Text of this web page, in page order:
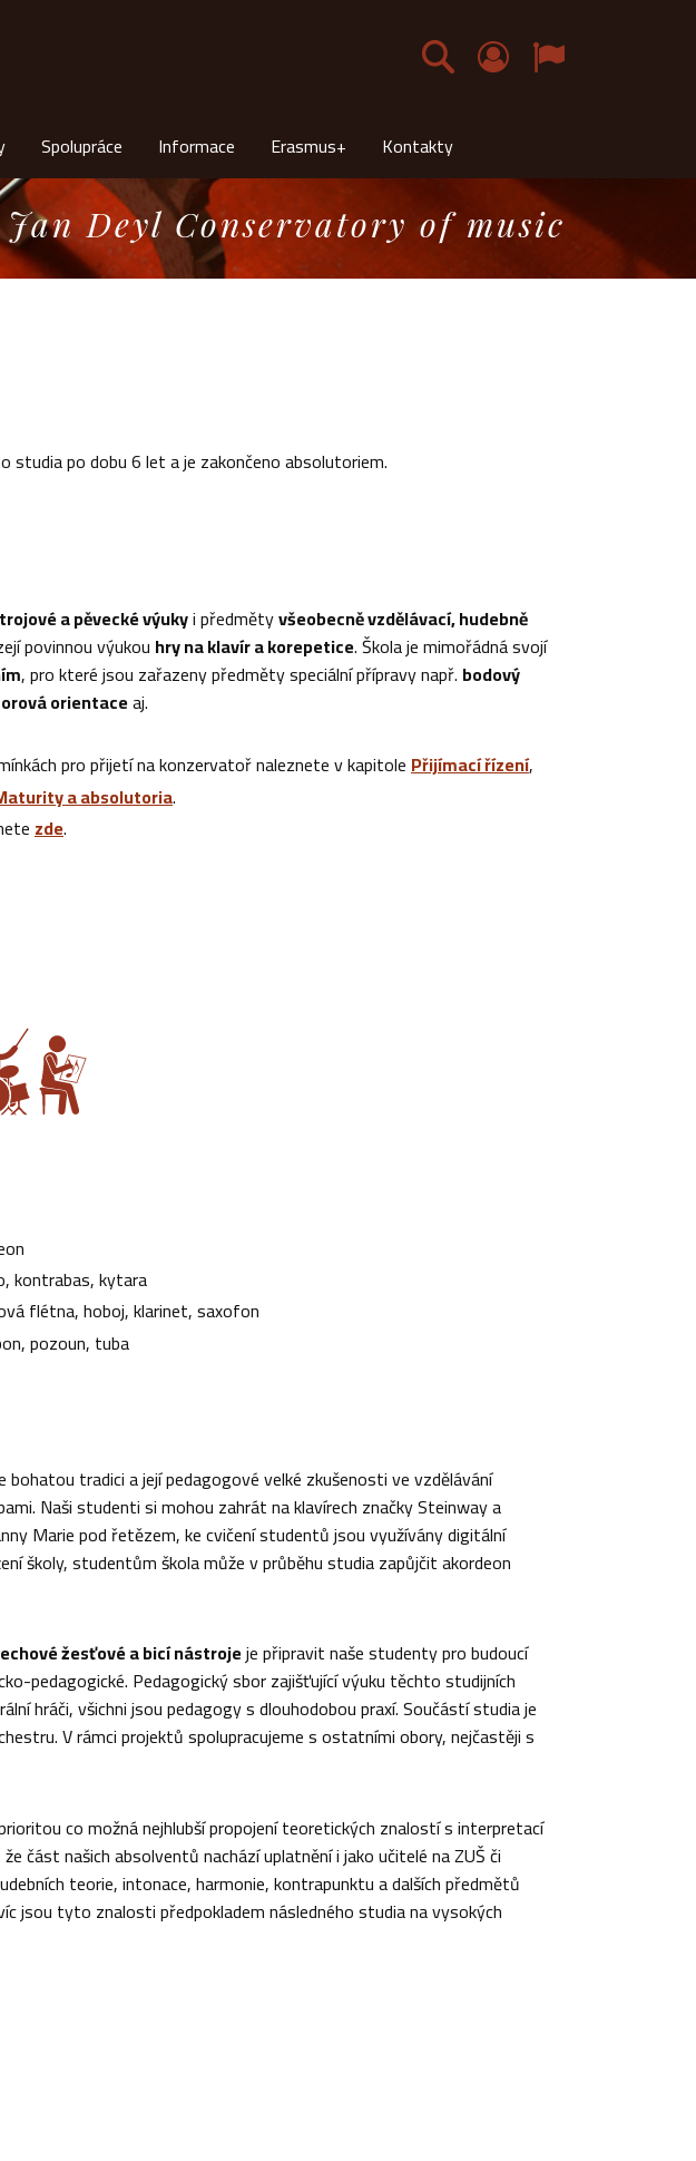
Čeština
Spolupráce Informace Erasmus+ Kontakty
Jan Deyl Conservatory of music
studia po dobu 6 let a je zakončeno absolutoriem.
a pěvecké výukyi předmětyvšeobecně vzdělávací, hudebně
povinnou výukouhry na klavír a korepetice. Škola je mimořádná svojí
, pro které jsou zařazeny předměty speciální přípravy např. bodový
orientaceaj.
pro přijetí na konzervatoř naleznete v kapitolePřijímací řízení,
a absolutoria.
zde.
kontrabas, kytara
flétna, hoboj, klarinet, saxofon
pozoun, tuba
bohatou tradici a její pedagogové velké zkušenosti ve vzdělávání
Naši studenti si mohou zahrát na klavírech značky Steinway a
Marie pod řetězem, ke cvičení studentů jsou využívány digitální
školy, studentům škola může v průběhu studia zapůjčit akordeon
žesťové a bicí nástrojeje připravit naše studenty pro budoucí
pedagogické. Pedagogický sbor zajišťující výuku těchto studijních
hráči, všichni jsou pedagogy s dlouhodobou praxí. Součástí studia je
V rámci projektů spolupracujeme s ostatními obory, nejčastěji s
co možná nejhlubší propojení teoretických znalostí s interpretací
část našich absolventů nachází uplatnění i jako učitelé na ZUŠ či
teorie, intonace, harmonie, kontrapunktu a dalších předmětů
jsou tyto znalosti předpokladem následného studia na vysokých